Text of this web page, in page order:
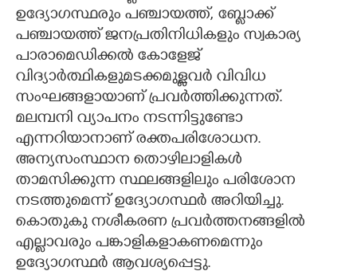
ഉദ്യോഗസ്ഥരും പഞ്ചായത്ത്, ബ്ലോക്ക്
പഞ്ചായത്ത് ജനപ്രതിനിധികളും സ്വകാര്യ
പാരാമെഡിക്കൽ കോളേജ്
വിദ്യാർത്ഥികളുമടക്കമുള്ളവർ വിവിധ
സംഘങ്ങളായാണ് പ്രവർത്തിക്കുന്നത്.
മലമ്പനി വ്യാപനം നടന്നിട്ടുണ്ടോ
എന്നറിയാനാണ് രക്തപരിശോധന.
അന്യസംസ്ഥാന തൊഴിലാളികൾ
താമസിക്കുന്ന സ്ഥലങ്ങളിലും പരിശോന
നടത്തുമെന്ന് ഉദ്യോഗസ്ഥർ അറിയിച്ചു.
കൊതുകു നശീകരണ പ്രവർത്തനങ്ങളിൽ
എല്ലാവരും പങ്കാളികളാകണമെന്നും
ഉദ്യോഗസ്ഥർ ആവശ്യപ്പെട്ടു.